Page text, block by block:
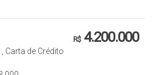
R$4.200.000
Carta de Crédito